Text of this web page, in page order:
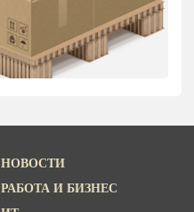
НОВОСТИ
РАБОТА И БИЗНЕС